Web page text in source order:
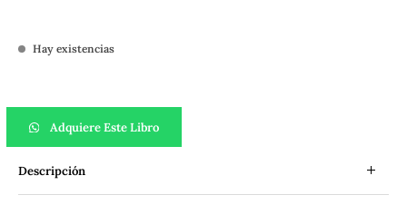
Hay existencias
Adquiere Este Libro
Descripción